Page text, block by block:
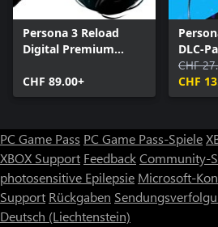
Persona 3 Reload
Digital Premium
CHF 89.00+
DLC-
CHF
CHF
PC Game Pass PC Game Pass-Spiele
XBOX Support FeedbackCommunity-
photosensitive Epilepsie Microsoft-
Support Rückgaben
Deutsch (Liechtenstein)